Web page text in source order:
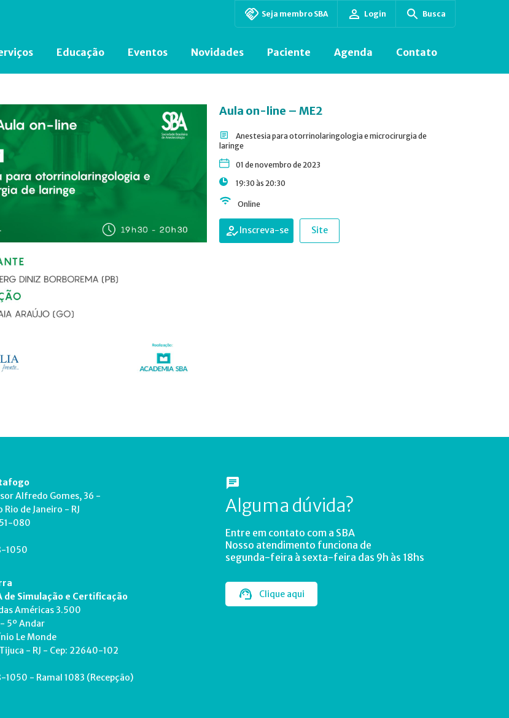
Seja membro SBA Login Busca
Educação Eventos Novidades Paciente Agenda Contato
Aula on-line – ME2
Anestesia para otorrinolaringologia e microcirurgia de
laringe
01 de novembro de 2023
19:30 às 20:30
Online
Inscreva-se Site
Alfredo Gomes, 36 -
de Janeiro - RJ
080
1050
de Simulação e Certificação
Américas 3.500
5º Andar
Le Monde
- RJ - Cep: 22640-102
1050 - Ramal 1083 (Recepção)
Alguma dúvida?
Entre em contato com a SBA
Nosso atendimento funciona de
segunda-feira à sexta-feira das 9h às 18hs
Clique aqui